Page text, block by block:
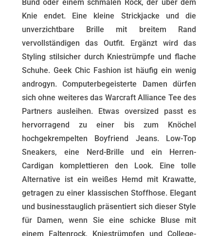
Bund oder einem schmalen Rock, der über dem
Knie endet. Eine kleine Strickjacke und die
unverzichtbare Brille mit breitem Rand
vervollständigen das Outfit. Ergänzt wird das
Styling stilsicher durch Kniestrümpfe und flache
Schuhe. Geek Chic Fashion ist häufig ein wenig
androgyn. Computerbegeisterte Damen dürfen
sich ohne weiteres das Warcraft Alliance Tee des
Partners ausleihen. Etwas oversized passt es
hervorragend zu einer bis zum Knöchel
hochgekrempelten Boyfriend Jeans. Low-Top
Sneakers, eine Nerd-Brille und ein Herren-
Cardigan komplettieren den Look. Eine tolle
Alternative ist ein weißes Hemd mit Krawatte,
getragen zu einer klassischen Stoffhose. Elegant
und businesstauglich präsentiert sich dieser Style
für Damen, wenn Sie eine schicke Bluse mit
einem Faltenrock, Kniestrümpfen und College-